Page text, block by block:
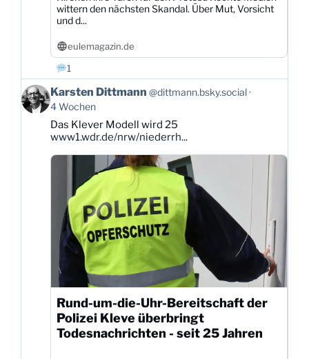
wittern den nächsten Skandal. Über Mut, Vorsicht
und d...
eulemagazin.de
1
Beitrag
von
Karsten
Dittmann
Bluesky
Karsten Dittmann @dittmann.bsky.social
4 Wochen
Das Klever Modell wird 25
www1.wdr.de/nrw/niederrh...
Rund-um-die-Uhr-Bereitschaft der
Polizei Kleve überbringt
Todesnachrichten - seit 25 Jahren